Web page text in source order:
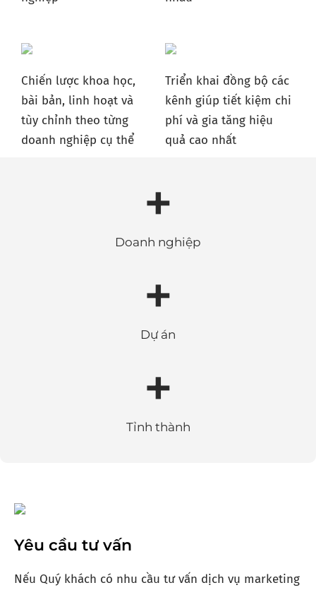
Chiến lược khoa học,
bài bản, linh hoạt và
tùy chỉnh theo từng
doanh nghiệp cụ thể
Triển khai đồng bộ các
kênh giúp tiết kiệm chi
phí và gia tăng hiệu
quả cao nhất
Doanh nghiệp
+
Dự án
+
Tỉnh thành
+
Yêu cầu tư vấn
Nếu Quý khách có nhu cầu tư vấn dịch vụ marketing